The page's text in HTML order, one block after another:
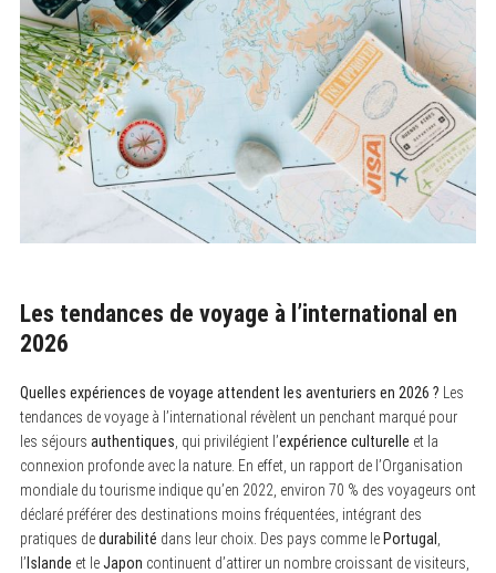
Les tendances de voyage à l’international en
2026
Quelles expériences de voyage attendent les aventuriers en 2026 ? Les
tendances de voyage à l’international révèlent un penchant marqué pour
les séjours authentiques , qui privilégient l’expérience culturelle et la
connexion profonde avec la nature. En effet, un rapport de l’Organisation
mondiale du tourisme indique qu’en 2022, environ 70 % des voyageurs ont
déclaré préférer des destinations moins fréquentées, intégrant des
pratiques dedurabilité dans leur choix. Des pays comme le Portugal
l’ Islande et leJapon continuent d’attirer un nombre croissant de visiteurs,